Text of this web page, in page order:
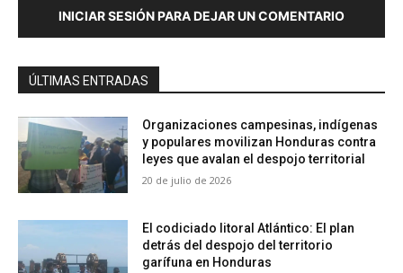
INICIAR SESIÓN PARA DEJAR UN COMENTARIO
ÚLTIMAS ENTRADAS
Organizaciones campesinas, indígenas
y populares movilizan Honduras contra
leyes que avalan el despojo territorial
20 de julio de 2026
El codiciado litoral Atlántico: El plan
detrás del despojo del territorio
garífuna en Honduras